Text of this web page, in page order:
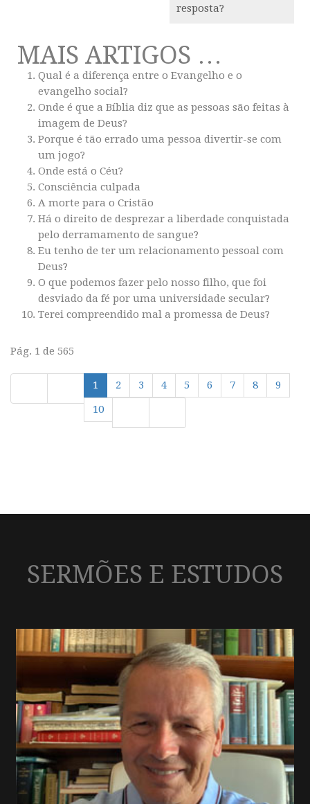
resposta?
MAIS ARTIGOS …
Qual é a diferença entre o Evangelho e o
evangelho social?
Onde é que a Bíblia diz que as pessoas são feitas à
imagem de Deus?
Porque é tão errado uma pessoa divertir-se com
um jogo?
Onde está o Céu?
Consciência culpada
A morte para o Cristão
Há o direito de desprezar a liberdade conquistada
pelo derramamento de sangue?
Eu tenho de ter um relacionamento pessoal com
Deus?
O que podemos fazer pelo nosso filho, que foi
desviado da fé por uma universidade secular?
Terei compreendido mal a promessa de Deus?
Pág. 1 de 565
1 2 3 4 5 6 7 8
9
10
SERMÕES E ESTUDOS